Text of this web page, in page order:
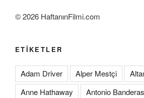
©2026 HaftanınFilmi.com
ETIKETLER
Adam Driver Alper Mestçi
Anne Hathaway
Antonio Banderas